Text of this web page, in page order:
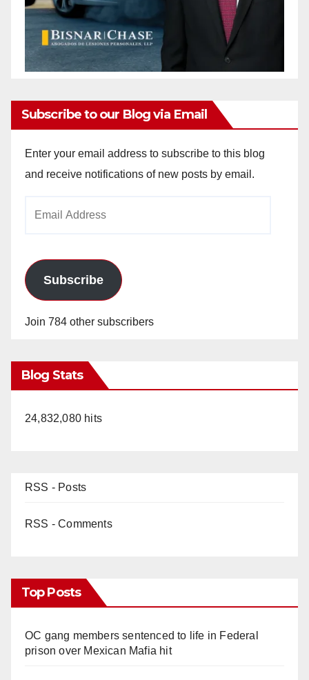
Subscribe to our Blog via Email
Enter your email address to subscribe to this blog
and receive notifications of new posts by email.
Subscribe
Join 784 other subscribers
Blog Stats
24,832,080 hits
RSS - Posts
RSS - Comments
Top Posts
OC gang members sentenced to life in Federal
prison over Mexican Mafia hit